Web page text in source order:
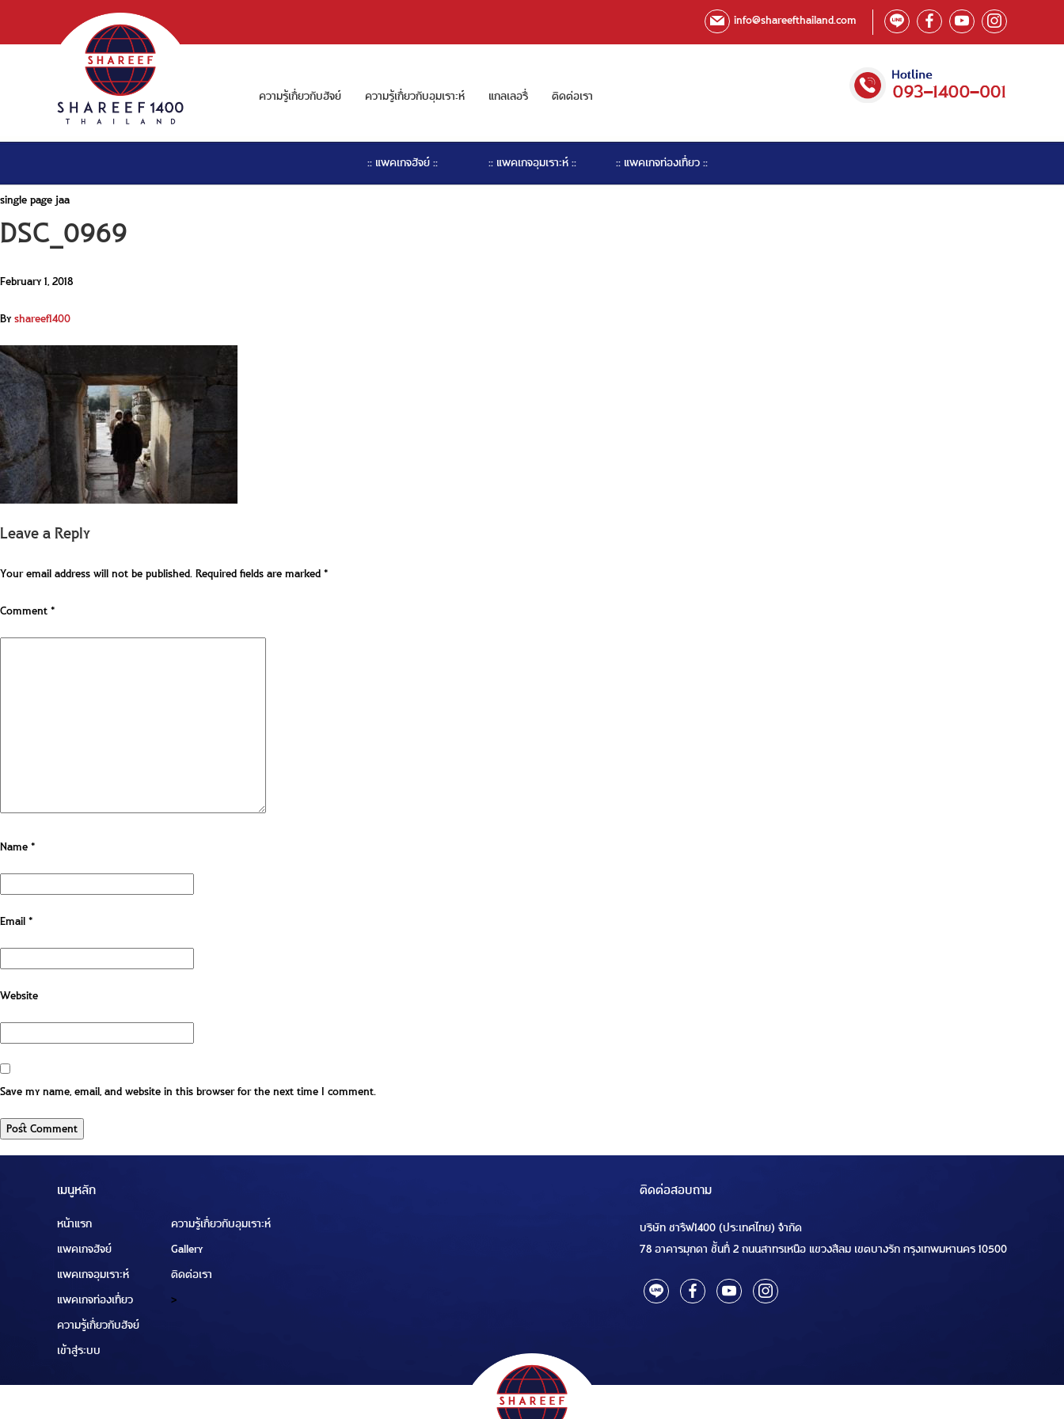
info@shareefthailand.com
ความรู้เกี่ยวกับฮัจย์ ความรู้เกี่ยวกับอุมเราะห์ แกลเลอรี่ ติดต่อเรา
:: แพคเกจฮัจย์ :: :: แพคเกจอุมเราะห์ :: :: แพคเกจท่องเที่ยว ::
single page jaa
DSC_0969
February 1, 2018
Byshareef1400
Leave a Reply
Your email address will not be published.Required fields are marked*
Comment*
Name*
Email*
Website
Save my name, email, and website in this browser for the next time I comment.
เมนูหลัก
หน้าแรก
แพคเกจฮัจย์
แพคเกจอุมเราะห์
แพคเกจท่องเที่ยว
ความรู้เกี่ยวกับฮัจย์
เข้าสู่ระบบ
ความรู้เกี่ยวกับอุมเราะห์
Gallery
ติดต่อเรา
>
ติดต่อสอบถาม
บริษัท ชารีฟ1400 (ประเทศไทย) จำกัด
78 อาคารมุกดา ชั้นที่ 2 ถนนสาทรเหนือ แขวงสีลม เขตบางรัก กรุงเทพมหานคร 10500